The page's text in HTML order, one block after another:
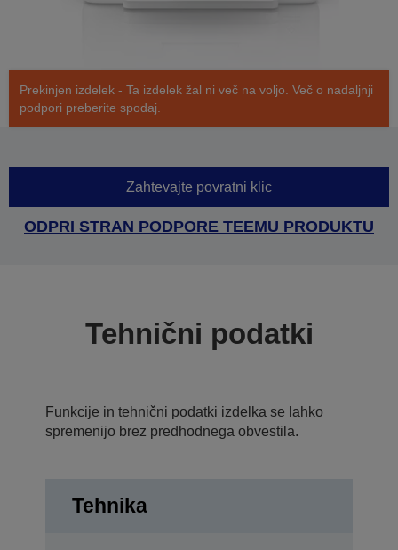
Prekinjen izdelek - Ta izdelek žal ni več na voljo. Več o nadaljnji
podpori preberite spodaj.
Zahtevajte povratni klic
ODPRI STRAN PODPORE TEEMU PRODUKTU
Tehnični podatki
Funkcije in tehnični podatki izdelka se lahko
spremenijo brez predhodnega obvestila.
Tehnika